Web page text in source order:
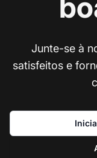
Junte-se à
satisfeitos e